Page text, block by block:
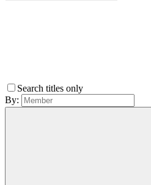
Search titles only
By: